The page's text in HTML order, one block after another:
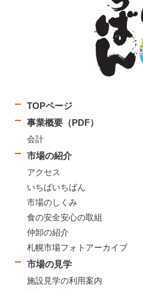
TOPページ
事業概要（PDF）
会計
市場の紹介
アクセス
いちばいちばん
市場のしくみ
食の安全安心の取組
仲卸の紹介
札幌市場フォトアーカイブ
市場の見学
施設見学の利用案内